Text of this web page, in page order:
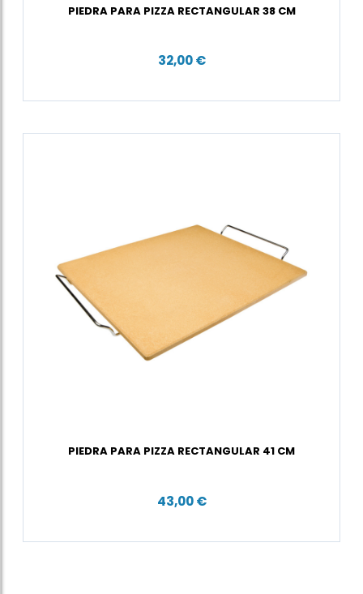
PIEDRA PARA PIZZA RECTANGULAR 38 CM
32,00 €
PIEDRA PARA PIZZA RECTANGULAR 41 CM
43,00 €